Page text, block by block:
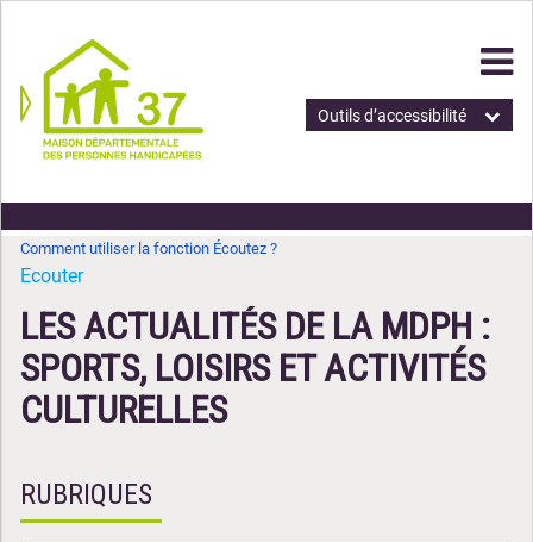
Outils d’accessibilité
Comment utiliser la fonction Écoutez ?
Ecouter
LES ACTUALITÉS DE LA MDPH :
SPORTS, LOISIRS ET ACTIVITÉS
CULTURELLES
RUBRIQUES